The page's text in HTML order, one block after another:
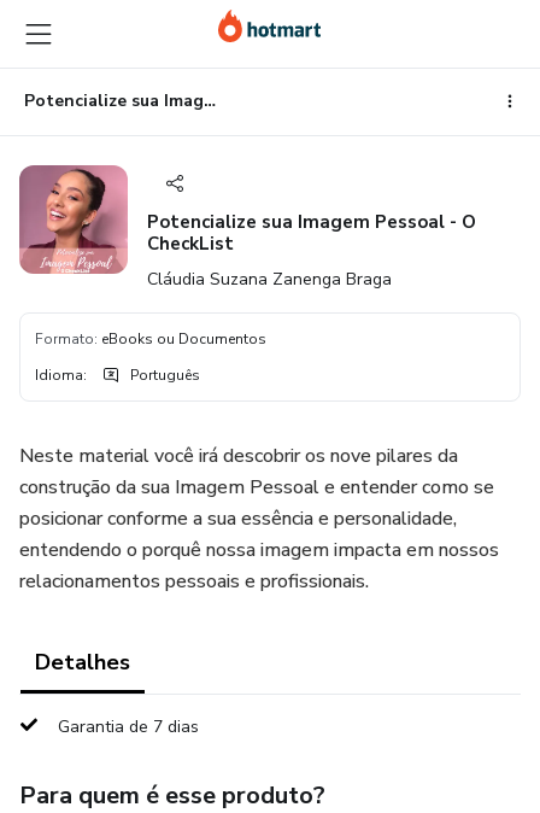
para
o
conteúdo
principal
para
o
pagamento
para
o
rodapé
Potencialize sua Imagem Pessoal - O CheckList
Potencialize sua Imagem Pessoal - O
CheckList
Cláudia Suzana Zanenga Braga
Formato: eBooks ou Documentos
Idioma: Português
Neste material você irá descobrir os nove pilares da
construção da sua Imagem Pessoal e entender como se
posicionar conforme a sua essência e personalidade,
entendendo o porquê nossa imagem impacta em nossos
relacionamentos pessoais e profissionais.
Detalhes
Garantia de 7 dias
Para quem é esse produto?